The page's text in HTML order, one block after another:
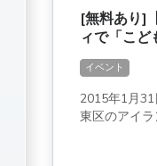
[無料あり]
ィで「こ
イベント
2015年1月
東区のアイ